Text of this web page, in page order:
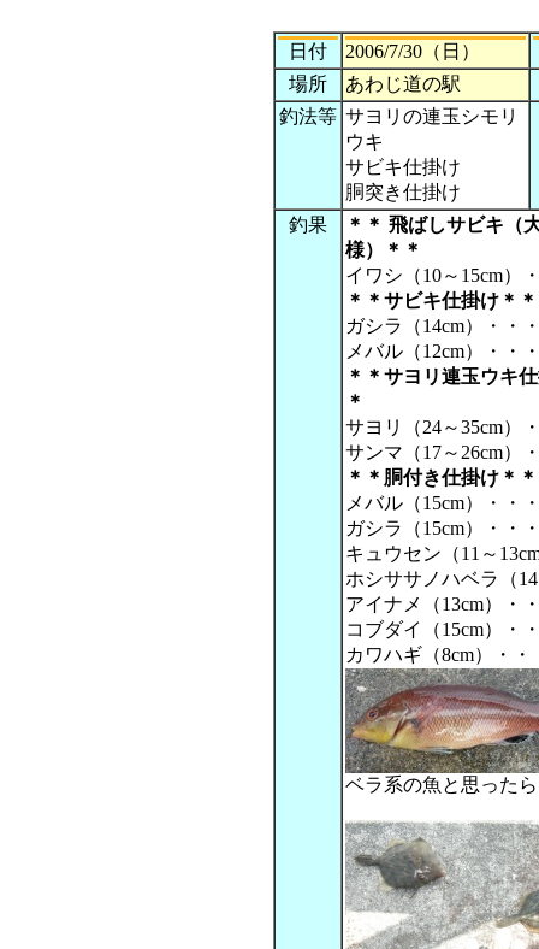
日付
2006/7/30（日）
場所
あわじ道の駅
釣法等 サヨリの連玉シモリ
ウキ
サビキ仕掛け
胴突き仕掛け
釣果
＊＊ 飛ばしサビキ（
様）＊＊
イワシ（10～15cm）
＊＊サビキ仕掛け＊＊
ガシラ（14cm）・・
メバル（12cm）・・
＊＊サヨリ連玉ウキ
＊
サヨリ（24～35cm）
サンマ（17～26cm）
＊＊胴付き仕掛け＊＊
メバル（15cm）・・
ガシラ（15cm）・・
キュウセン（11～
ホシササノハベラ（
アイナメ（13cm）・
コブダイ（15cm）・
カワハギ（8cm）・
ベラ系の魚と思った